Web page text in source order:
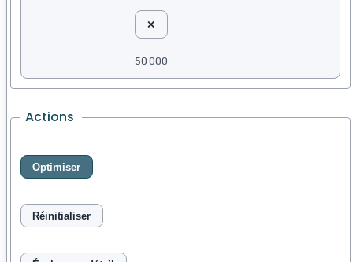
✕
50 000
Actions
Optimiser
Réinitialiser